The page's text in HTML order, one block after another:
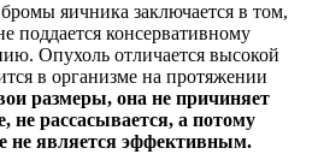
яичника заключается в том,
поддается консервативному
Опухоль отличается высокой
в организме на протяжении
размеры, она не причиняет
не рассасывается, а потому
не является эффективным.